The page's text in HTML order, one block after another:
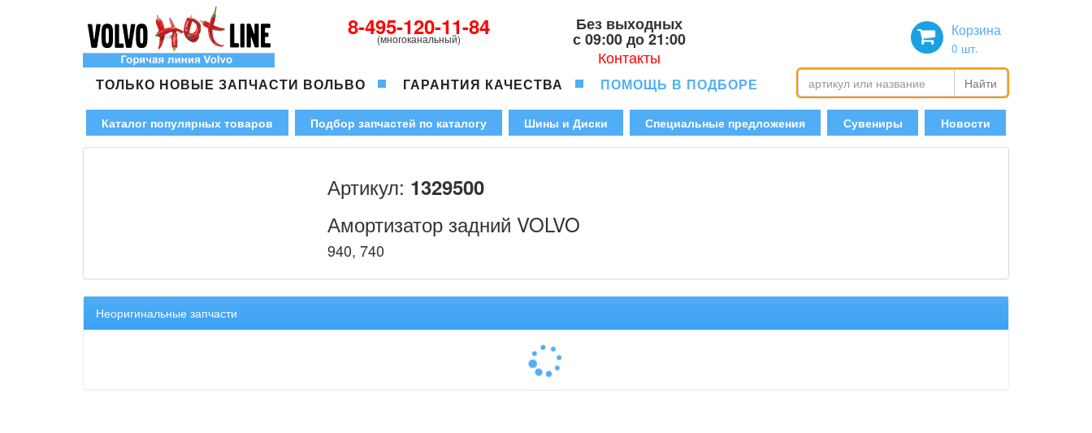
8-495-120-11-84
(многоканальный)
Без выходных
с 09:00 до 21:00
Контакты
Корзина
0 шт.
ТОЛЬКО НОВЫЕ ЗАПЧАСТИ ВОЛЬВО ГАРАНТИЯ КАЧЕСТВА ПОМОЩЬ В ПОДБОРЕ Найти
Каталог популярных товаров Подбор запчастей по каталогу Шины и Диски Специальные предложения Сувениры Новости
Артикул: 1329500
Амортизатор задний VOLVO
940, 740
Неоригинальные запчасти